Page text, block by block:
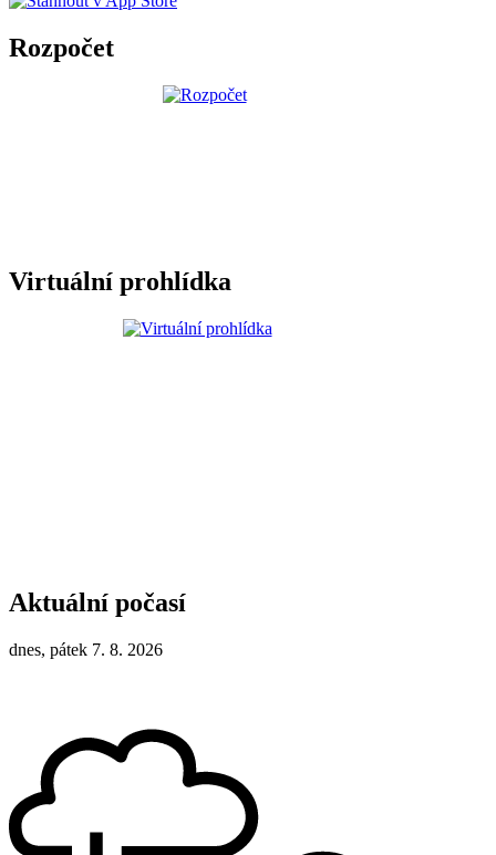
Rozpočet
Virtuální prohlídka
Aktuální počasí
dnes, pátek 7. 8. 2026